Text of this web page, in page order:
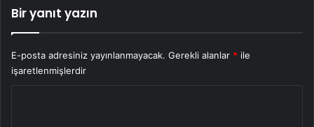
Bir yanıt yazın
E-posta adresiniz yayınlanmayacak. Gerekli alanlar * ile
işaretlenmişlerdir